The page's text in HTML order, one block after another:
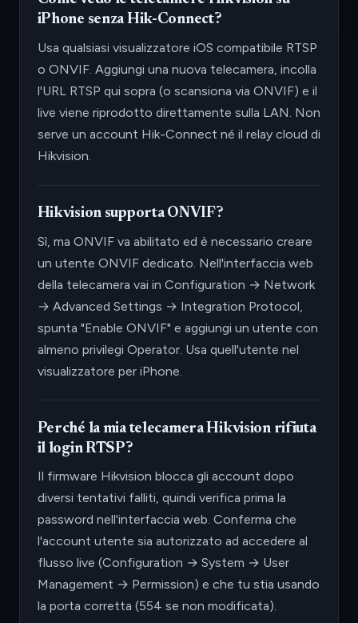
iPhone senza Hik-Connect?
Usa qualsiasi visualizzatore iOS compatibile RTSP
o ONVIF. Aggiungi una nuova telecamera, incolla
l'URL RTSP qui sopra (o scansiona via ONVIF) e il
live viene riprodotto direttamente sulla LAN. Non
serve un account Hik-Connect né il relay cloud di
Hikvision.
Hikvision supporta ONVIF?
Sì, ma ONVIF va abilitato ed è necessario creare
un utente ONVIF dedicato. Nell'interfaccia web
della telecamera vai in Configuration → Network
→ Advanced Settings → Integration Protocol,
spunta "Enable ONVIF" e aggiungi un utente con
almeno privilegi Operator. Usa quell'utente nel
visualizzatore per iPhone.
Perché la mia telecamera Hikvision rifiuta
il login RTSP?
Il firmware Hikvision blocca gli account dopo
diversi tentativi falliti, quindi verifica prima la
password nell'interfaccia web. Conferma che
l'account utente sia autorizzato ad accedere al
flusso live (Configuration → System → User
Management → Permission) e che tu stia usando
la porta corretta (554 se non modificata).